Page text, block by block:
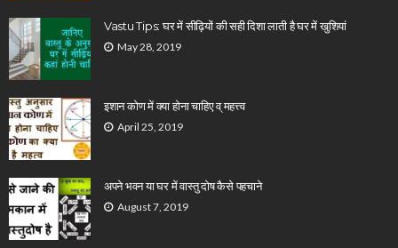
Vastu Tips: घर में सीढ़ियों की सही दिशा लाती है घर में खुशियां
May 28, 2019
इशान कोण में क्या होना चाहिए व् महत्त्व
April 25, 2019
अपने भवन या घर में वास्तु दोष कैसे पहचाने
August 7, 2019